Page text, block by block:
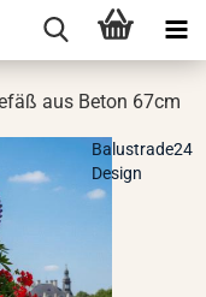
aus Beton 67cm
Balustrade24
Design